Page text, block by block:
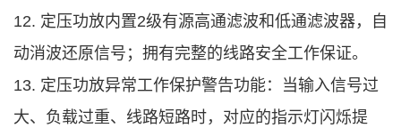
12. 定压功放内置2级有源高通滤波和低通滤波器，自
动消波还原信号；拥有完整的线路安全工作保证。
13. 定压功放异常工作保护警告功能：当输入信号过
大、负载过重、线路短路时，对应的指示灯闪烁提